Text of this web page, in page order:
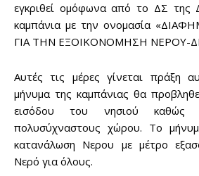
εγκριθεί ομόφωνα από το ΔΣ της
καμπάνια με την ονομασία
ΓΙΑ ΤΗΝ ΕΞΟΙΚΟΝΟΜΗΣΗ ΝΕΡΟΥ-
Αυτές τις μέρες γίνεται πράξη
μήνυμα της καμπάνιας θα
εισόδου του νησιού καθώς
πολυσύχναστους χώρου. Το
κατανάλωση Νερου με μέτρο
Νερό για όλους.